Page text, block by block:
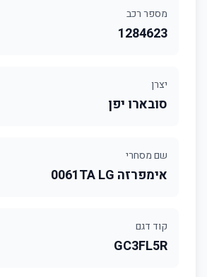
מספר רכב
1284623
יצרן
סובארו יפן
שם מסחרי
אימפרזה 0061TA LG
קוד דגם
GC3FL5R